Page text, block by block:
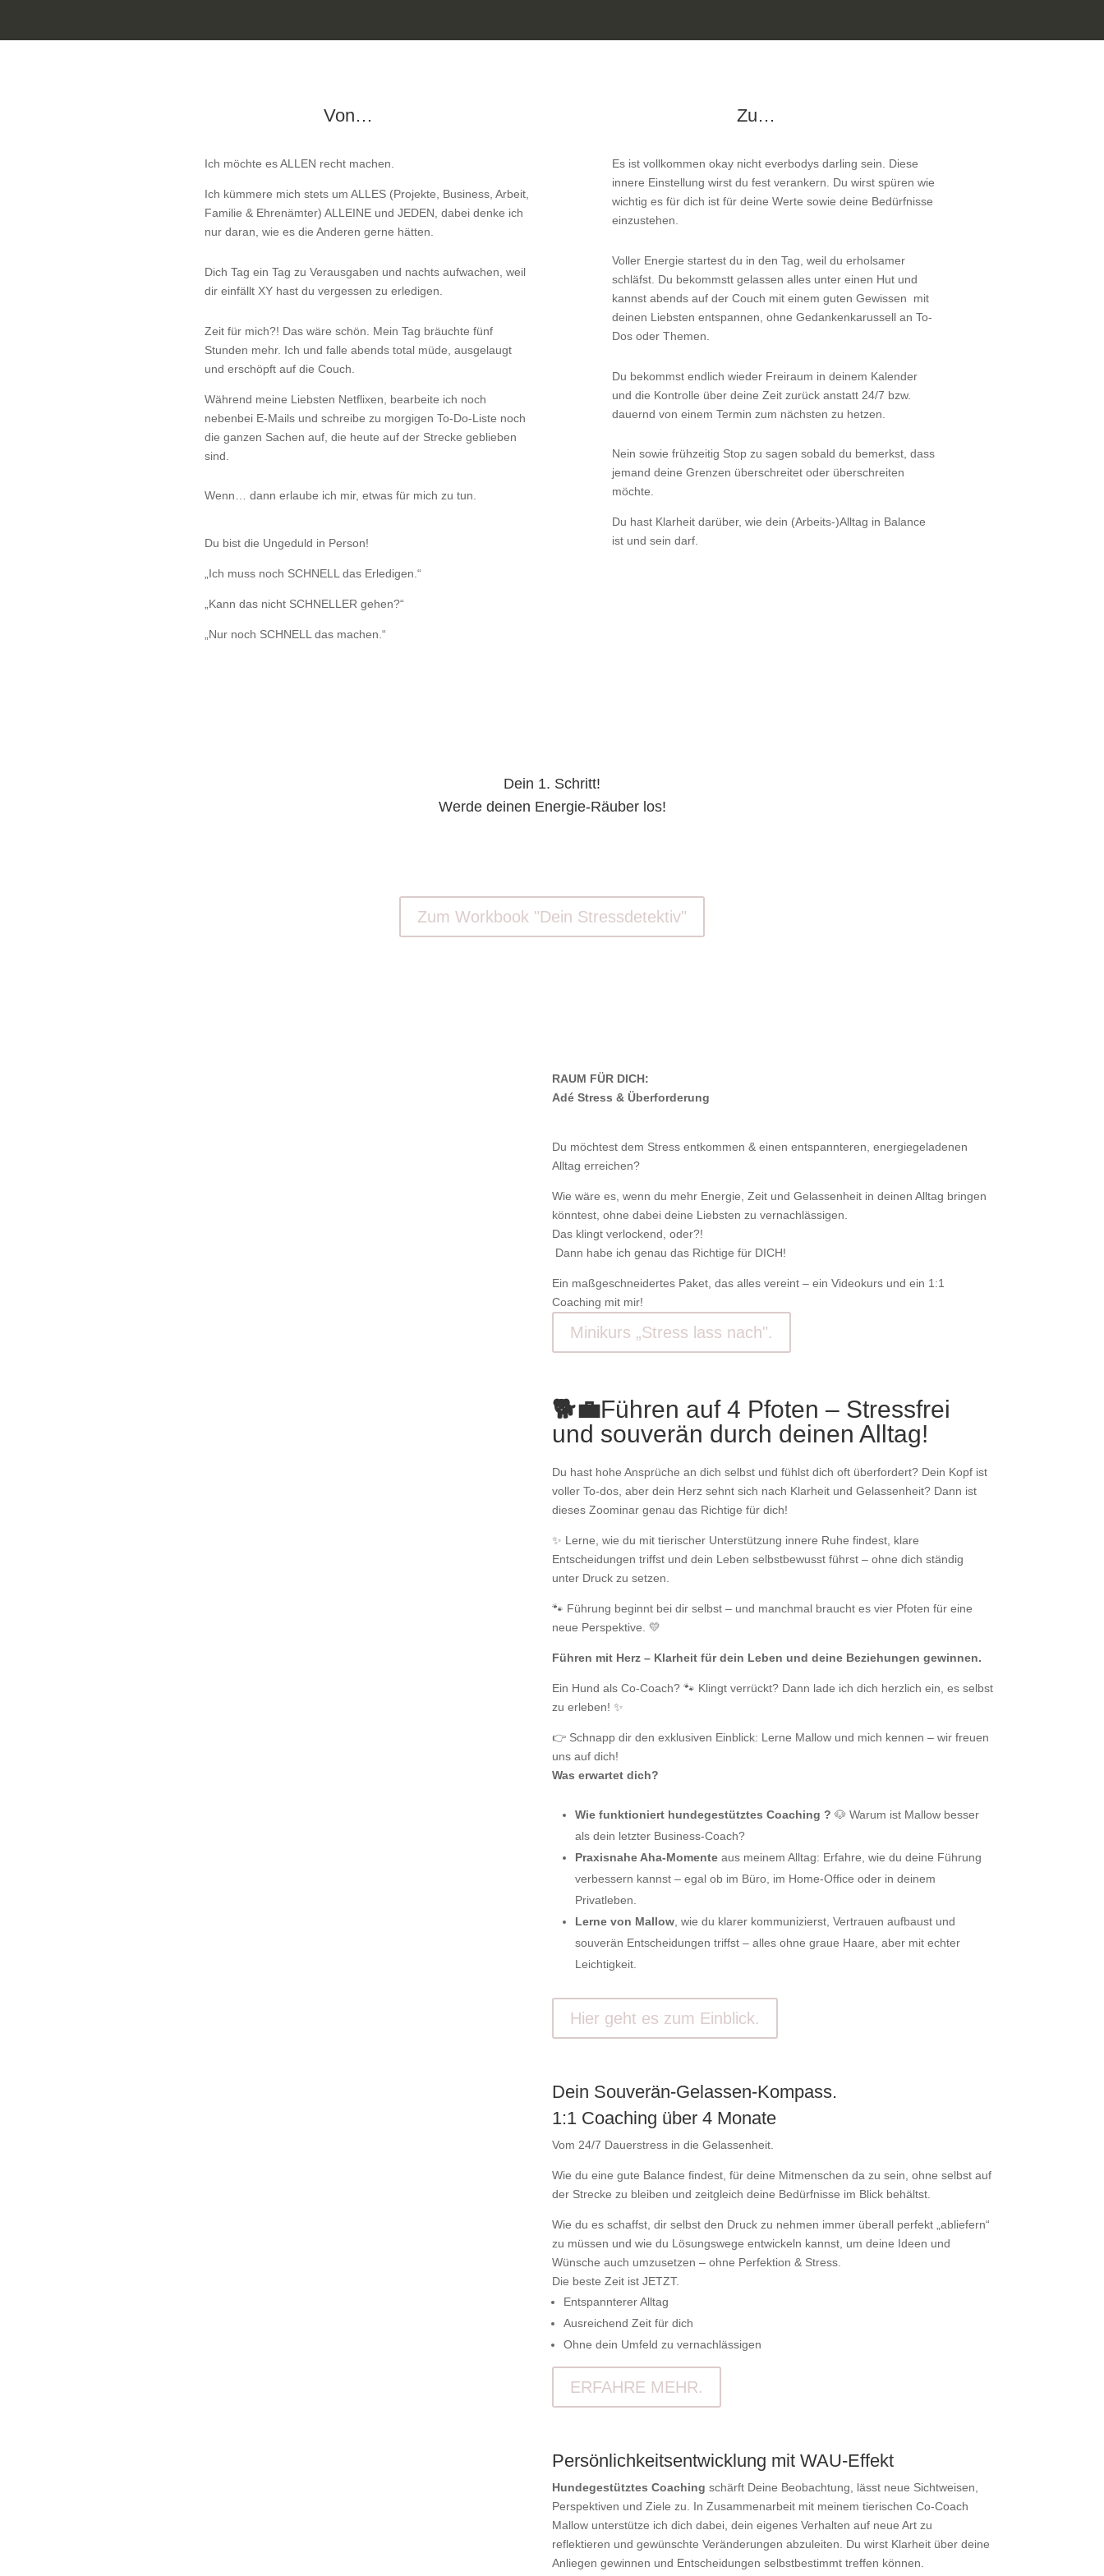
Von…
Ich möchte es ALLEN recht machen.
Ich kümmere mich stets um ALLES (Projekte, Business, Arbeit,
Familie & Ehrenämter) ALLEINE und JEDEN, dabei denke ich
nur daran, wie es die Anderen gerne hätten.
Dich Tag ein Tag zu Verausgaben und nachts aufwachen, weil
dir einfällt XY hast du vergessen zu erledigen.
Zeit für mich?! Das wäre schön. Mein Tag bräuchte fünf
Stunden mehr. Ich und falle abends total müde, ausgelaugt
und erschöpft auf die Couch.
Während meine Liebsten Netflixen, bearbeite ich noch
nebenbei E-Mails und schreibe zu morgigen To-Do-Liste noch
die ganzen Sachen auf, die heute auf der Strecke geblieben
sind.
Wenn… dann erlaube ich mir, etwas für mich zu tun.
Du bist die Ungeduld in Person!
„Ich muss noch SCHNELL das Erledigen.“
„Kann das nicht SCHNELLER gehen?“
„Nur noch SCHNELL das machen.“
Zu…
Es ist vollkommen okay nicht everbodys darling sein. Diese
innere Einstellung wirst du fest verankern. Du wirst spüren wie
wichtig es für dich ist für deine Werte sowie deine Bedürfnisse
einzustehen.
Voller Energie startest du in den Tag, weil du erholsamer
schläfst. Du bekommstt gelassen alles unter einen Hut und
kannst abends auf der Couch mit einem guten Gewissen mit
deinen Liebsten entspannen, ohne Gedankenkarussell an To-
Dos oder Themen.
Du bekommst endlich wieder Freiraum in deinem Kalender
und die Kontrolle über deine Zeit zurück anstatt 24/7 bzw.
dauernd von einem Termin zum nächsten zu hetzen.
Nein sowie frühzeitig Stop zu sagen sobald du bemerkst, dass
jemand deine Grenzen überschreitet oder überschreiten
möchte.
Du hast Klarheit darüber, wie dein (Arbeits-)Alltag in Balance
ist und sein darf.
Dein 1. Schritt!
Werde deinen Energie-Räuber los!
Zum Workbook "Dein Stressdetektiv"
RAUM FÜR DICH:
Adé Stress & Überforderung
Du möchtest dem Stress entkommen & einen entspannteren, energiegeladenen
Alltag erreichen?
Wie wäre es, wenn du mehr Energie, Zeit und Gelassenheit in deinen Alltag bringen
könntest, ohne dabei deine Liebsten zu vernachlässigen.
Das klingt verlockend, oder?!
Dann habe ich genau das Richtige für DICH!
Ein maßgeschneidertes Paket, das alles vereint – ein Videokurs und ein 1:1
Coaching mit mir!
Minikurs „Stress lass nach".
🐕💼Führen auf 4 Pfoten – Stressfrei
und souverän durch deinen Alltag!
Du hast hohe Ansprüche an dich selbst und fühlst dich oft überfordert? Dein Kopf ist
voller To-dos, aber dein Herz sehnt sich nach Klarheit und Gelassenheit? Dann ist
dieses Zoominar genau das Richtige für dich!
✨ Lerne, wie du mit tierischer Unterstützung innere Ruhe findest, klare
Entscheidungen triffst und dein Leben selbstbewusst führst – ohne dich ständig
unter Druck zu setzen.
🐾 Führung beginnt bei dir selbst – und manchmal braucht es vier Pfoten für eine
neue Perspektive. 💛
Führen mit Herz – Klarheit für dein Leben und deine Beziehungen gewinnen.
Ein Hund als Co-Coach? 🐾 Klingt verrückt? Dann lade ich dich herzlich ein, es selbst
zu erleben! ✨
👉 Schnapp dir den exklusiven Einblick: Lerne Mallow und mich kennen – wir freuen
uns auf dich!
Was erwartet dich?
Wie funktioniert hundegestütztes Coaching ? 🐶 Warum ist Mallow besser
als dein letzter Business-Coach?
Praxisnahe Aha-Momente aus meinem Alltag: Erfahre, wie du deine Führung
verbessern kannst – egal ob im Büro, im Home-Office oder in deinem
Privatleben.
Lerne von Mallow , wie du klarer kommunizierst, Vertrauen aufbaust und
souverän Entscheidungen triffst – alles ohne graue Haare, aber mit echter
Leichtigkeit.
Hier geht es zum Einblick.
Dein Souverän-Gelassen-Kompass.
1:1 Coaching über 4 Monate
Vom 24/7 Dauerstress in die Gelassenheit.
Wie du eine gute Balance findest, für deine Mitmenschen da zu sein, ohne selbst auf
der Strecke zu bleiben und zeitgleich deine Bedürfnisse im Blick behältst.
Wie du es schaffst, dir selbst den Druck zu nehmen immer überall perfekt „abliefern“
zu müssen und wie du Lösungswege entwickeln kannst, um deine Ideen und
Wünsche auch umzusetzen – ohne Perfektion & Stress.
Die beste Zeit ist JETZT.
Entspannterer Alltag
Ausreichend Zeit für dich
Ohne dein Umfeld zu vernachlässigen
ERFAHRE MEHR.
Persönlichkeitsentwicklung mit WAU-Effekt
Hundegestütztes Coaching schärft Deine Beobachtung, lässt neue Sichtweisen,
Perspektiven und Ziele zu. In Zusammenarbeit mit meinem tierischen Co-Coach
Mallow unterstütze ich dich dabei, dein eigenes Verhalten auf neue Art zu
reflektieren und gewünschte Veränderungen abzuleiten. Du wirst Klarheit über deine
Anliegen gewinnen und Entscheidungen selbstbestimmt treffen können.